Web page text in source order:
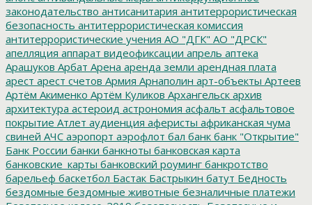
законодательство антисанитария антитеррористическая
безопасность антитеррористическая комиссия
антитеррористические учения АО "ДГК" АО "ДРСК"
апелляция аппарат видеофиксации апрель аптека
Арашуков Арбат Арена аренда земли арендная плата
арест арест счетов Армия Арнаполин арт-объекты Артеев
Артём Акименко Артём Куликов Архангельск архив
архитектура астероид астрономия асфальт асфальтовое
покрытие Атлет аудиенция аферисты африканская чума
свиней АЧС аэропорт аэрофлот бал банк банк "Открытие"
Банк России банки банкноты банковская карта
банковские_карты банковский роуминг банкротство
барельеф баскетбол Бастак Бастрыкин батут Бедность
бездомные бездомные животные безналичные платежи